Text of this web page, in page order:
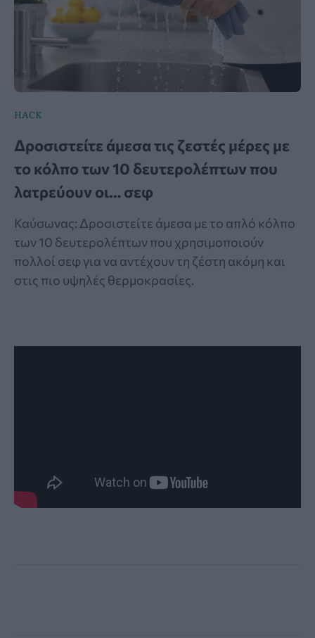
HACK
Δροσιστείτε άμεσα τις ζεστές μέρες με
το κόλπο των 10 δευτερολέπτων που
λατρεύουν οι… σεφ
Καύσωνας: Δροσιστείτε άμεσα με το απλό κόλπο
των 10 δευτερολέπτων που χρησιμοποιούν
πολλοί σεφ για να αντέχουν τη ζέστη ακόμη και
στις πιο υψηλές θερμοκρασίες.